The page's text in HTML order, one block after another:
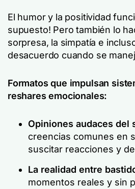
El humor y la positividad
supuesto! Pero también lo
sorpresa, la simpatía e
desacuerdo cuando se
Formatos que impulsan
reshares emocionales:
Opiniones audaces del
creencias comunes en
suscitar reacciones y
La realidad entre
momentos reales y sin